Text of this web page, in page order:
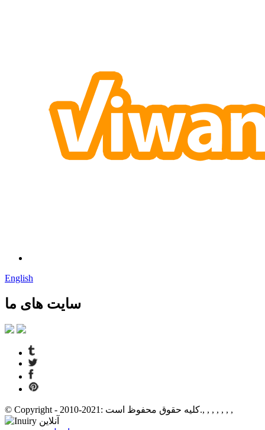
English
سایت های ما
© Copyright - 2010-2021: کلیه حقوق محفوظ است., , , , , , ,